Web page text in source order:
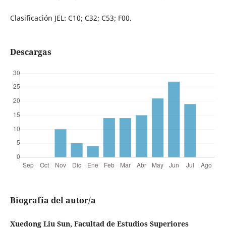
Clasificación JEL: C10; C32; C53; F00.
Descargas
Biografía del autor/a
Xuedong Liu Sun, Facultad de Estudios Superiores